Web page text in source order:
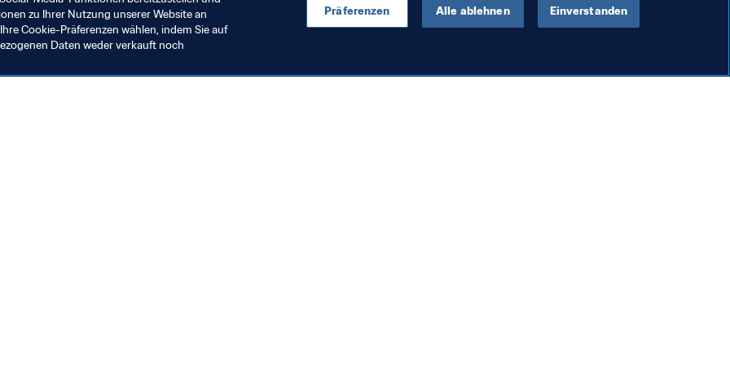
zu Ihrer Nutzung unserer Website an
Cookie-Präferenzen wählen, indem Sie auf
Daten weder verkauft noch
Präferenzen Alle ablehnen Einverstanden